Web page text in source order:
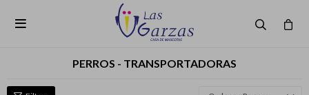

PERROS - TRANSPORTADORAS